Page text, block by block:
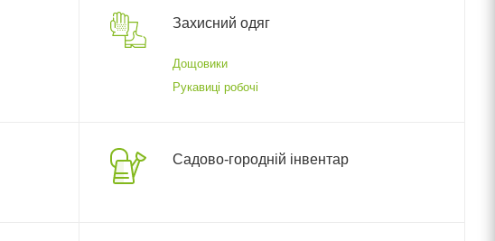
Захисний одяг
Дощовики
Рукавиці робочі
Садово-городній інвентар